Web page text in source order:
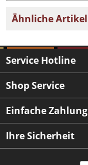
Ähnliche Artikel
Service Hotline
Shop Service
Einfache Zahlung
Ihre Sicherheit